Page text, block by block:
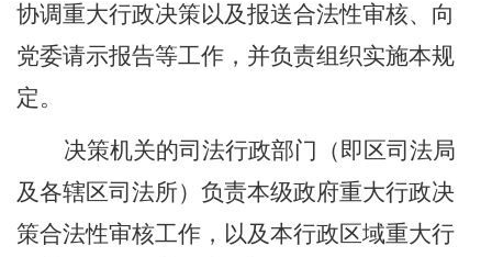
协调重大行政决策以及报送合法性审核、向
党委请示报告等工作，并负责组织实施本规
定。
决策机关的司法行政部门（即区司法局
及各辖区司法所）负责本级政府重大行政决
策合法性审核工作，以及本行政区域重大行